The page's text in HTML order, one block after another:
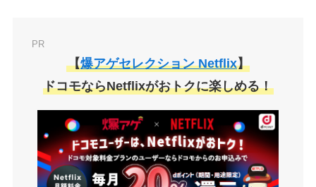
PR
【爆アゲセレクション Netflix】
ドコモならNetflixがおトクに楽しめる！